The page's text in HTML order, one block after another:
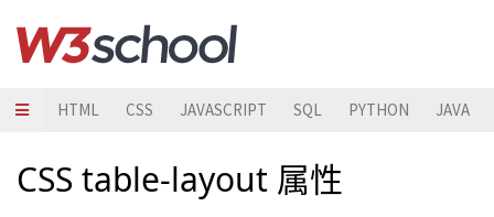
HTML CSS JAVASCRIPT SQL PYTHON JAVA
CSS table-layout 属性